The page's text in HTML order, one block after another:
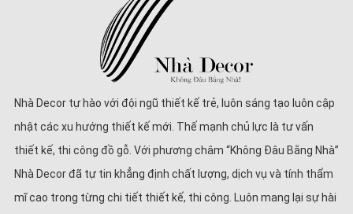
Nhà Decor tự hào với đội ngũ thiết kế trẻ, luôn sáng tạo luôn cập
nhật các xu hướng thiết kế mới. Thế mạnh chủ lực là tư vấn
thiết kế, thi công đồ gỗ. Với phương châm “Không Đâu Bằng Nhà”
Nhà Decor đã tự tin khẳng định chất lượng, dịch vụ và tính thẩm
mĩ cao trong từng chi tiết thiết kế, thi công. Luôn mang lại sự hài